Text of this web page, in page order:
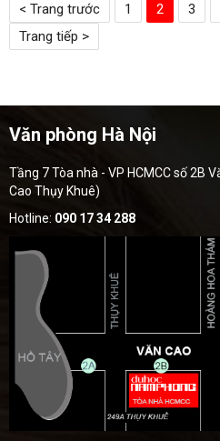
< Trang trước 1 2 3
Trang tiếp >
Văn phòng Hà Nội
Tầng 7 Tòa nhà - VP HCMCC số 2B
Cao Thụy Khuê)
Hotline: 090 17 34 288